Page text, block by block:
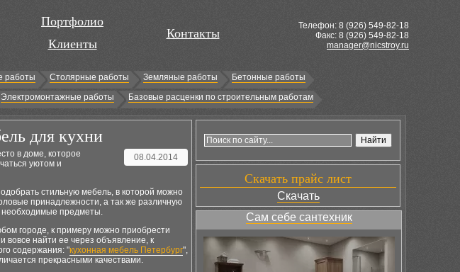
Портфолио
Клиенты
Контакты
Телефон: 8 (926) 549-82-18
Факс: 8 (926) 549-82-18
manager@nicstroy.ru
работы Столярные работы Земляные работы
Бетонные работы
Электромонтажные работы Базовые расценки по строительным работам
для кухни
08.04.2014
в доме, которое
уютом и
стильную мебель, в которой можно
принадлежности, а так же различную
необходимые предметы.
городе, к примеру можно приобрести
вовсе найти ее через объявление, к
содержания: "кухонная мебель Петербург",
прекрасными качествами.
Скачать прайс лист
Скачать
Сам себе сантехник